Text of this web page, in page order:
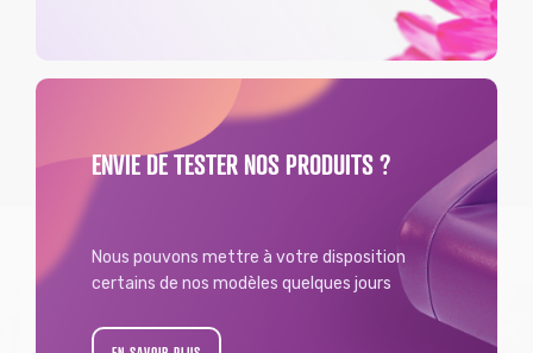
ENVIE DE TESTER NOS PRODUITS ?
Nous pouvons mettre à votre disposition
certains de nos modèles quelques jours